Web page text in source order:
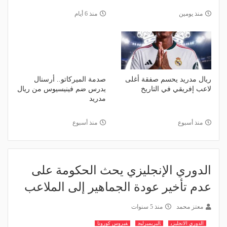
منذ يومين منذ 6 أيام
ريال مدريد يحسم صفقة أغلى
لاعب إفريقي في التاريخ
منذ أسبوع
صدمة الميركاتو.. أرسنال
يدرس ضم فينيسيوس من ريال
مدريد
منذ أسبوع
الدوري الإنجليزي يحث الحكومة على
عدم تأخير عودة الجماهير إلى الملاعب
معتز محمد منذ 5 سنوات
الدوري الانجليزي البريميرليج فيروس كورونا